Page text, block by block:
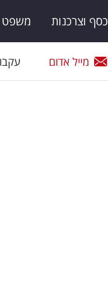
כסף וצרכנות משפט
מייל אדום